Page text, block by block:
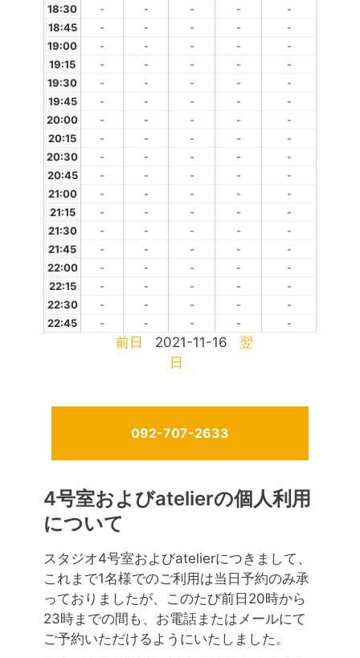
18:30
- - - -
-
18:45
- - - -
-
19:00
- - - -
-
19:15
- - - -
-
19:30
- - - -
-
19:45
- - - -
-
20:00
- - - -
-
20:15
- - - -
-
20:30
- - - -
-
20:45
- - - -
-
21:00
- - - -
-
21:15
- - - -
-
21:30
- - - -
-
21:45
- - - -
-
22:00
- - - -
-
22:15
- - - -
-
22:30
- - - -
-
22:45
- - - - -
前日 2021-11-16
翌
日
092-707-2633
4号室およびatelierの個人利用
について
スタジオ4号室およびatelierにつきまして、
これまで1名様でのご利用は当日予約のみ承
っておりましたが、このたび前日20時から
23時までの間も、お電話またはメールにて
ご予約いただけるようにいたしました。